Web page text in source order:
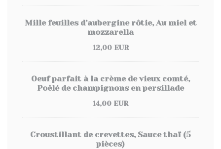
Mille feuilles d’aubergine rôtie, Au miel et
mozzarella
12,00 EUR
Oeuf parfait à la crème de vieux comté,
Poêlé de champignons en persillade
14,00 EUR
Croustillant de crevettes, Sauce thaï (5
pièces)